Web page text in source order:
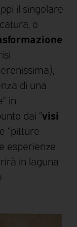
il singolare
o
di una
in
dai “visi
“pitture
esperienze
in laguna